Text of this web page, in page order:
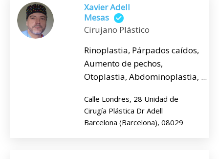
Xavier Adell
Mesas
Cirujano Plástico
Rinoplastia, Párpados caídos,
Aumento de pechos,
Otoplastia, Abdominoplastia, ...
Calle Londres, 28 Unidad de
Cirugía Plástica Dr Adell
Barcelona (Barcelona), 08029